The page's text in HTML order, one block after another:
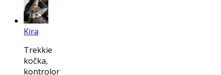
Kira
Trekkie
kočka,
kontrolor